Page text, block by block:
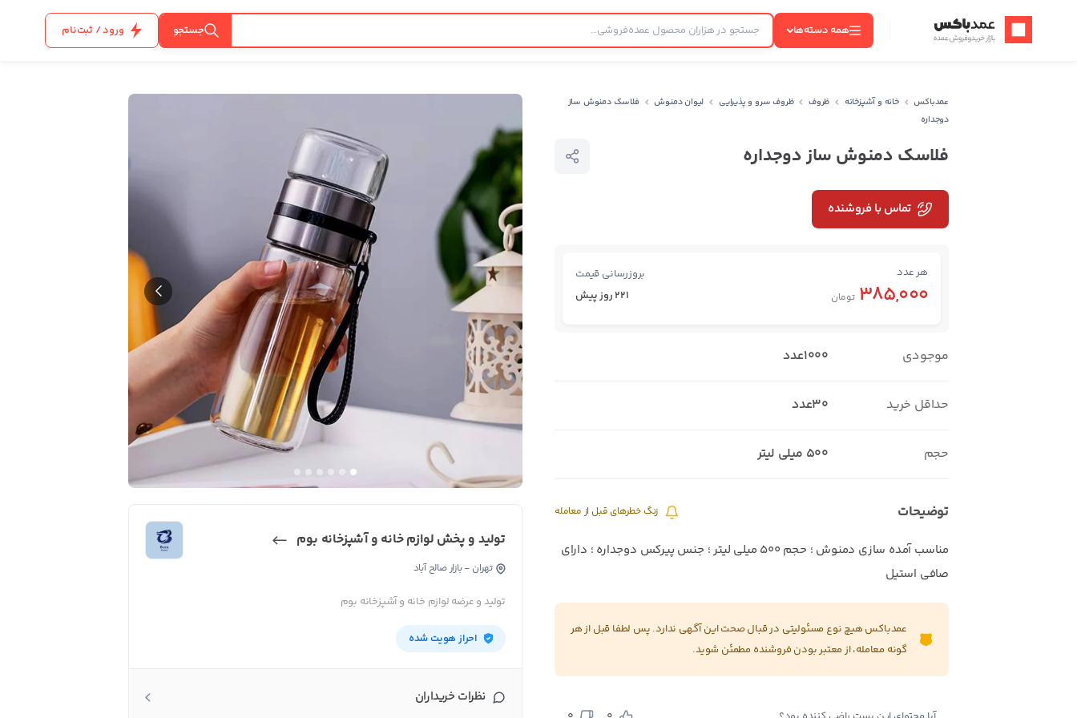
عمدباکس — بازگشت به صفحه اصلی همه دسته‌ها جستجو ورود / ثبت‌نام
عمدباکس خانه و آشپزخانه ظروف ظروف سرو و پذیرایی لیوان دمنوش
فلاسک دمنوش ساز
دوجداره
فلاسک دمنوش ساز دوجداره
تماس با فروشنده
هر عدد بروزرسانی قیمت
385,000 تومان 221 روز پیش
موجودی 1000عدد
حداقل خرید 30عدد
حجم 500 میلی لیتر
توضیحات زنگ خطرهای قبل از معامله
مناسب آمده سازی دمنوش ؛ حجم ۵۰۰ میلی لیتر ؛ جنس پیرکس دوجداره ؛ دارای
صافی استیل
عمدباکس هیچ نوع مسئولیتی در قبال صحت این آگهی ندارد. پس لطفا قبل از هر
گونه معامله، از معتبر بودن فروشنده مطمئن شوید.
تولید و پخش لوازم خانه و آشپزخانه بوم
تهران - بازار صالح آباد
تولید و عرضه لوازم خانه و آشپزخانه بوم
احراز هویت شده
نظرات خریداران